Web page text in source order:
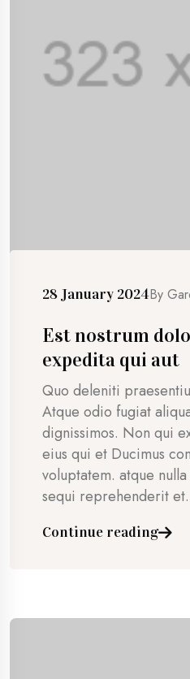
28 January 2024By
Est nostrum
expedita qui aut
Quo deleniti
Atque odio fugiat
dignissimos. Non qui
eius qui et Ducimus
voluptatem. atque
sequi reprehenderit
Continue reading